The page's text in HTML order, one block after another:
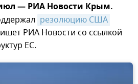
— РИА Новости Крым.
резолюцию США
РИА Новости со ссылкой
ЕС.